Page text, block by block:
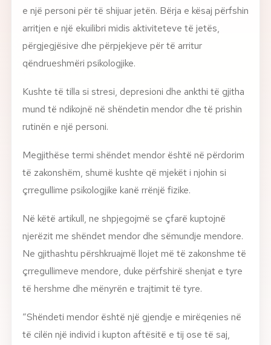
e një personi për të shijuar jetën. Bërja e kësaj përfshin
arritjen e një ekuilibri midis aktiviteteve të jetës,
përgjegjësive dhe përpjekjeve për të arritur
qëndrueshmëri psikologjike.
Kushte të tilla si stresi, depresioni dhe ankthi të gjitha
mund të ndikojnë në shëndetin mendor dhe të prishin
rutinën e një personi.
Megjithëse termi shëndet mendor është në përdorim
të zakonshëm, shumë kushte që mjekët i njohin si
çrregullime psikologjike kanë rrënjë fizike.
Në këtë artikull, ne shpjegojmë se çfarë kuptojnë
njerëzit me shëndet mendor dhe sëmundje mendore.
Ne gjithashtu përshkruajmë llojet më të zakonshme të
çrregullimeve mendore, duke përfshirë shenjat e tyre
të hershme dhe mënyrën e trajtimit të tyre.
“Shëndeti mendor është një gjendje e mirëqenies në
të cilën një individ i kupton aftësitë e tij ose të saj,